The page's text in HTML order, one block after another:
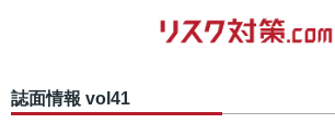
誌面情報 vol41